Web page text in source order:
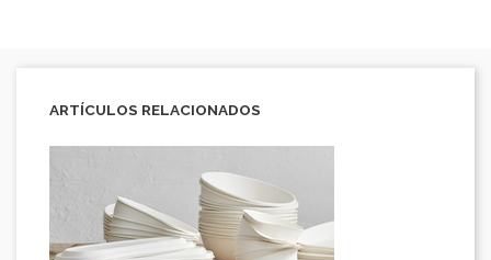
ARTÍCULOS RELACIONADOS